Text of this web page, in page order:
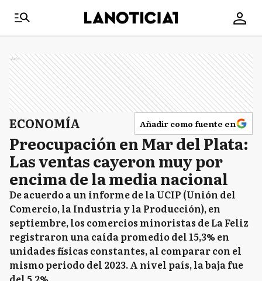
Ads
ECONOMÍA Añadir como fuente en
Preocupación en Mar del Plata:
Las ventas cayeron muy por
encima de la media nacional
De acuerdo a un informe de la UCIP (Unión del
Comercio, la Industria y la Producción), en
septiembre, los comercios minoristas de La Feliz
registraron una caída promedio del 15,3% en
unidades físicas constantes, al comparar con el
mismo periodo del 2023. A nivel país, la baja fue